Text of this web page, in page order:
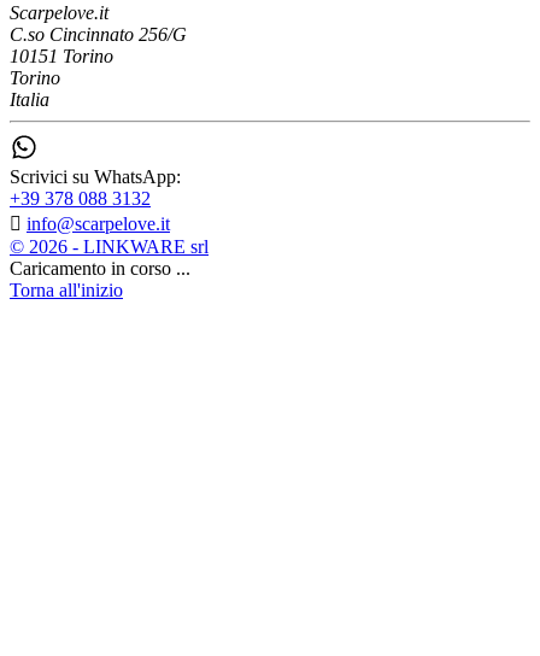
Scarpelove.it
C.so Cincinnato 256/G
10151 Torino
Torino
Italia
Scrivici su WhatsApp:
+39 378 088 3132
 info@scarpelove.it
© 2026 - LINKWARE srl
Caricamento in corso ...
Torna all'inizio